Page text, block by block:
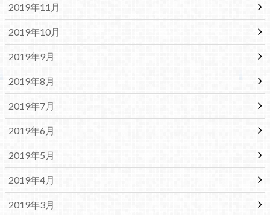
2019年11月
2019年10月
2019年9月
2019年8月
2019年7月
2019年6月
2019年5月
2019年4月
2019年3月